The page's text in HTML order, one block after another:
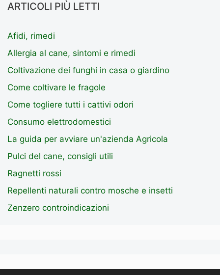
ARTICOLI PIÙ LETTI
Afidi, rimedi
Allergia al cane, sintomi e rimedi
Coltivazione dei funghi in casa o giardino
Come coltivare le fragole
Come togliere tutti i cattivi odori
Consumo elettrodomestici
La guida per avviare un'azienda Agricola
Pulci del cane, consigli utili
Ragnetti rossi
Repellenti naturali contro mosche e insetti
Zenzero controindicazioni